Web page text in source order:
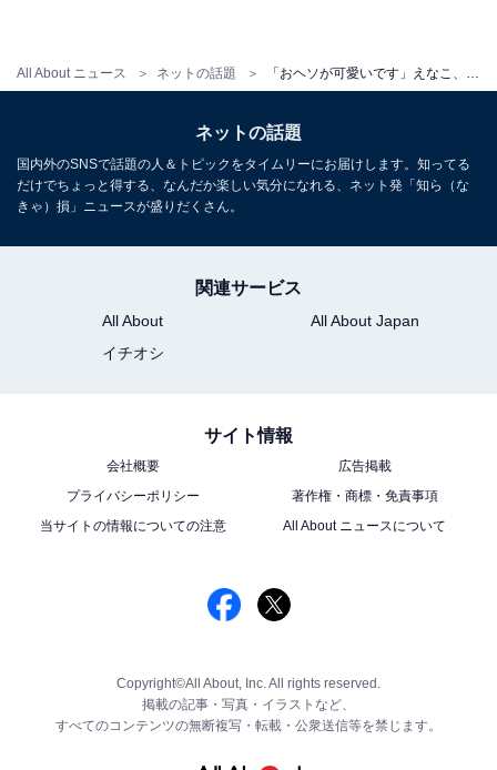
All About ニュース ネットの話題
ネットの話題
国内外のSNSで話題の人＆トピックをタイムリーにお届けします。知ってる
だけでちょっと得する、なんだか楽しい気分になれる、ネット発「知ら（な
きゃ）損」ニュースが盛りだくさん。
関連サービス
All About
All About Japan
イチオシ
サイト情報
会社概要
広告掲載
プライバシーポリシー
著作権・商標・免責事項
当サイトの情報についての注意
All About ニュースについて
Copyright©All About, Inc. All rights reserved.
掲載の記事・写真・イラストなど、
すべてのコンテンツの無断複写・転載・公衆送信等を禁じます。